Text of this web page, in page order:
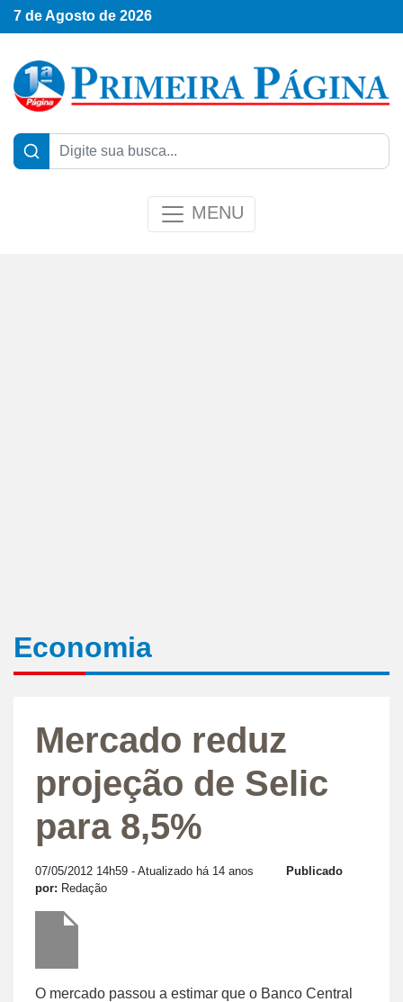
7 de Agosto de 2026
MENU
Economia
Mercado reduz
projeção de Selic
para 8,5%
07/05/2012 14h59 - Atualizado há 14 anos
Publicado
por: Redação
O mercado passou a estimar que o Banco Central